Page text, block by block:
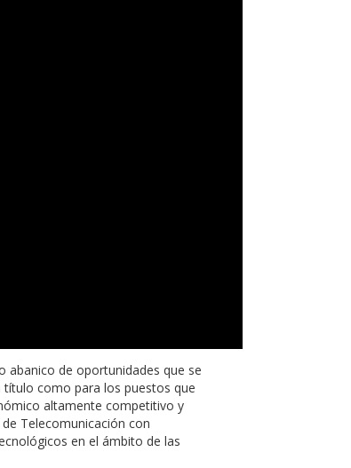
abanico de oportunidades que se
como para los puestos que
altamente competitivo y
Telecomunicación con
en el ámbito de las